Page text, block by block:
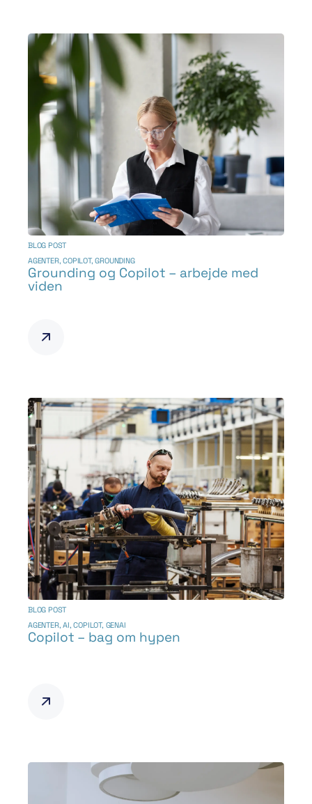
BLOG POST
AGENTER,COPILOT,GROUNDING
Grounding og Copilot – arbejde med
viden
BLOG POST
AGENTER,AI,COPILOT, GENAI
Copilot – bag om hypen